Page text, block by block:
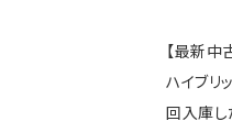
【最新中
ハイブリ
回入庫し